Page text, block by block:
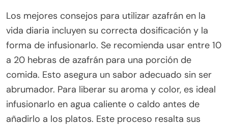
Los mejores consejos para utilizar azafrán en la
vida diaria incluyen su correcta dosificación y la
forma de infusionarlo. Se recomienda usar entre 10
a 20 hebras de azafrán para una porción de
comida. Esto asegura un sabor adecuado sin ser
abrumador. Para liberar su aroma y color, es ideal
infusionarlo en agua caliente o caldo antes de
añadirlo a los platos. Este proceso resalta sus